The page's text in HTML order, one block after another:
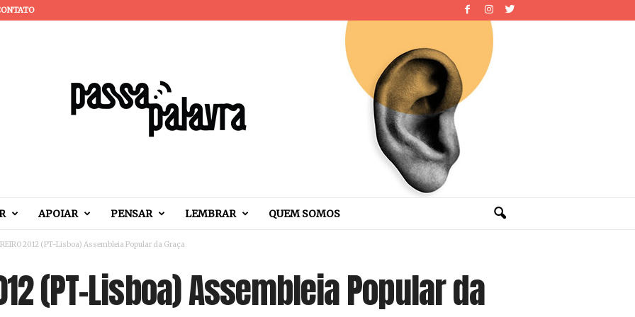
APOIAR PENSAR LEMBRAR QUEM SOMOS
2012 (PT-Lisboa) Assembleia Popular da Graça
(PT-Lisboa) Assembleia Popular da